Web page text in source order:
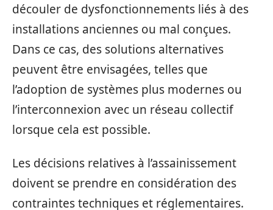
découler de dysfonctionnements liés à des
installations anciennes ou mal conçues.
Dans ce cas, des solutions alternatives
peuvent être envisagées, telles que
l’adoption de systèmes plus modernes ou
l’interconnexion avec un réseau collectif
lorsque cela est possible.
Les décisions relatives à l’assainissement
doivent se prendre en considération des
contraintes techniques et réglementaires.